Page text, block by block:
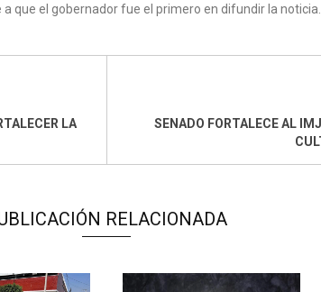
a que el gobernador fue el primero en difundir la noticia.
LA
SENADO FORTALECE AL
RELACIONADA